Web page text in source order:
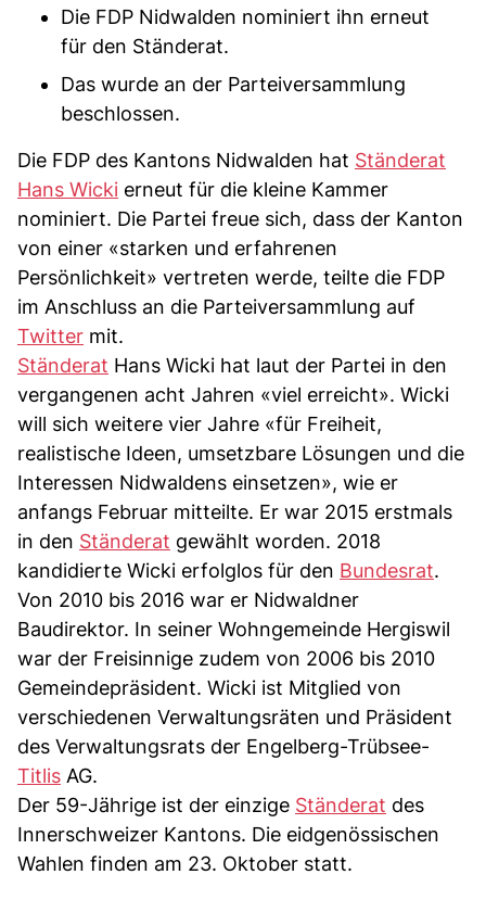
Die FDP Nidwalden nominiert ihn erneut
für den Ständerat.
Das wurde an der Parteiversammlung
beschlossen.
Die FDP des Kantons Nidwalden hat Ständerat
Hans Wicki erneut für die kleine Kammer
nominiert. Die Partei freue sich, dass der Kanton
von einer «starken und erfahrenen
Persönlichkeit» vertreten werde, teilte die FDP
im Anschluss an die Parteiversammlung auf
Twitter mit.
Ständerat Hans Wicki hat laut der Partei in den
vergangenen acht Jahren «viel erreicht». Wicki
will sich weitere vier Jahre «für Freiheit,
realistische Ideen, umsetzbare Lösungen und die
Interessen Nidwaldens einsetzen», wie er
anfangs Februar mitteilte. Er war 2015 erstmals
in den Ständerat gewählt worden. 2018
kandidierte Wicki erfolglos für den Bundesrat.
Von 2010 bis 2016 war er Nidwaldner
Baudirektor. In seiner Wohngemeinde Hergiswil
war der Freisinnige zudem von 2006 bis 2010
Gemeindepräsident. Wicki ist Mitglied von
verschiedenen Verwaltungsräten und Präsident
des Verwaltungsrats der Engelberg-Trübsee-
Titlis AG.
Der 59-Jährige ist der einzige Ständerat des
Innerschweizer Kantons. Die eidgenössischen
Wahlen finden am 23. Oktober statt.